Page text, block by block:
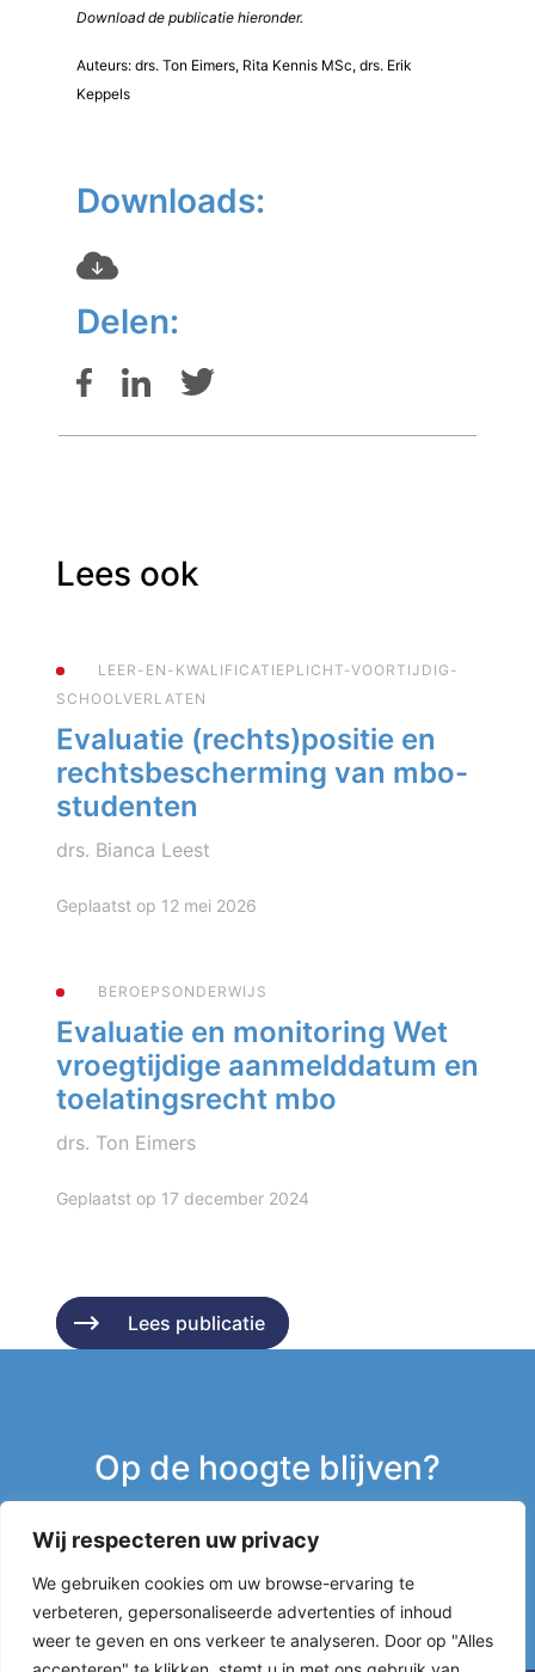
Wij respecteren uw privacy
We gebruiken cookies om uw browse-ervaring te
verbeteren, gepersonaliseerde advertenties of inhoud
weer te geven en ons verkeer te analyseren. Door op "Alles
Download de publicatie hieronder.
Auteurs: drs. Ton Eimers, Rita Kennis MSc, drs. Erik
Keppels
Downloads:
Delen:
Lees ook
LEER-EN-KWALIFICATIEPLICHT-VOORTIJDIG-
SCHOOLVERLATEN
Evaluatie (rechts)positie en
rechtsbescherming van mbo-
studenten
drs. Bianca Leest
Geplaatst op 12 mei 2026
Lees publicatie
BEROEPSONDERWIJS
Evaluatie en monitoring Wet
vroegtijdige aanmelddatum en
toelatingsrecht mbo
drs. Ton Eimers
Geplaatst op 17 december 2024
Lees publicatie
Op de hoogte blijven?
Inschrijven nieuwsbrief